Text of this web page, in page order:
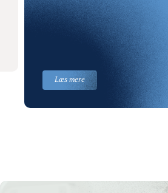
Læs mere